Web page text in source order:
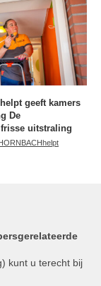
geeft kamers
De
uitstraling
kunt u terecht bij